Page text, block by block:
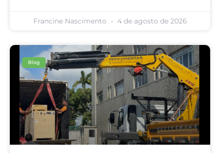
Francine Nascimento 4 de agosto de 2026
Blog